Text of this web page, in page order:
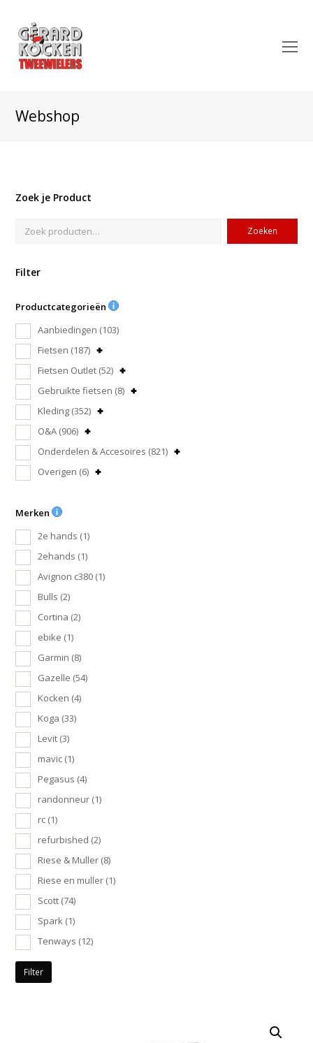
Webshop
Zoek je Product
Zoeken
Filter
Productcategorieën
Aanbiedingen (103)
Fietsen (187)
Fietsen Outlet (52)
Gebruikte fietsen (8)
Kleding (352)
O&A (906)
Onderdelen & Accesoires (821)
Overigen (6)
Merken
2e hands (1)
2ehands (1)
Avignon c380 (1)
Bulls (2)
Cortina (2)
ebike (1)
Garmin (8)
Gazelle (54)
Kocken (4)
Koga (33)
Levit (3)
mavic (1)
Pegasus (4)
randonneur (1)
rc (1)
refurbished (2)
Riese & Muller (8)
Riese en muller (1)
Scott (74)
Spark (1)
Tenways (12)
Filter